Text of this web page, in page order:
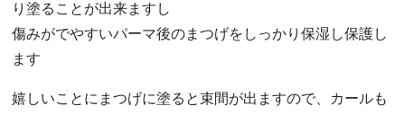
り塗ることが出来ますし
傷みがでやすいパーマ後のまつげをしっかり保湿し保護し
ます
嬉しいことにまつげに塗ると束間が出ますので、カールも